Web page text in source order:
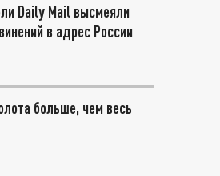
Daily Mail высмеяли
в адрес России
больше, чем весь